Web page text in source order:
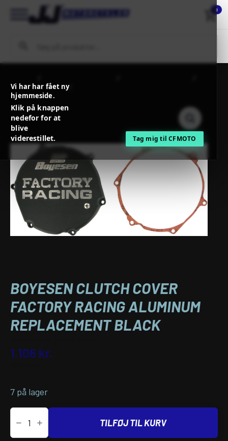
Vi har har fået ny
hjemmeside.
Klik på knappen
nedefor for at
blive
viderestillet.
Tag mig til CFMOTO
0
Koblingsdæksler
RACING ALUMINUM REPLACEMENT BLACK
BOYESEN CLUTCH COVER
FACTORY RACING ALUMINUM
REPLACEMENT BLACK
1.106 kr.
7 på lager
BOYESEN
CLUTCH
COVER
FACTORY
TILFØJ TIL KURV